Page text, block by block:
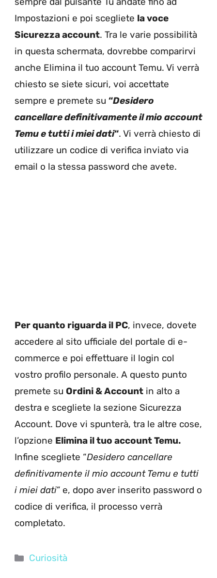
Impostazioni e poi scegliete la voce
Sicurezza account. Tra le varie possibilità
in questa schermata, dovrebbe comparirvi
anche Elimina il tuo account Temu. Vi verrà
chiesto se siete sicuri, voi accettate
sempre e premete su “Desidero
cancellare definitivamente il mio account
Temu e tutti i miei dati“. Vi verrà chiesto di
utilizzare un codice di verifica inviato via
email o la stessa password che avete.
Per quanto riguarda il PC, invece, dovete
accedere al sito ufficiale del portale di e-
commerce e poi effettuare il login col
vostro profilo personale. A questo punto
premete su Ordini & Account in alto a
destra e scegliete la sezione Sicurezza
Account. Dove vi spunterà, tra le altre cose,
l’opzione Elimina il tuo account Temu.
Infine scegliete “Desidero cancellare
definitivamente il mio account Temu e tutti
i miei dati” e, dopo aver inserito password o
codice di verifica, il processo verrà
completato.
Categorie
Curiosità